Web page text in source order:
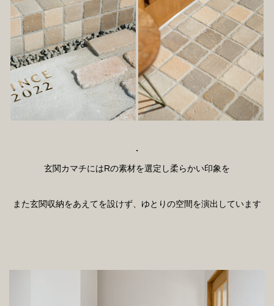
・
玄関カマチにはRの素材を選定し柔らかい印象を
また玄関収納をあえてを設けず、ゆとりの空間を演出しています